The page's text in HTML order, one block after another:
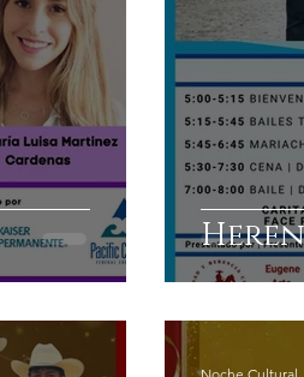
Noche Cultural